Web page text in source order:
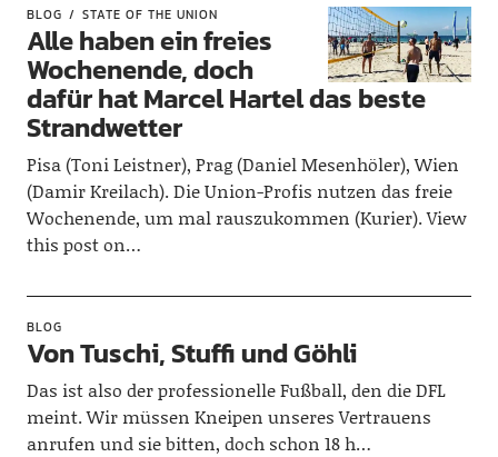
BLOG STATE OF THE UNION
Alle haben ein freies
Wochenende, doch
dafür hat Marcel Hartel das beste
Strandwetter
Pisa (Toni Leistner), Prag (Daniel Mesenhöler), Wien
(Damir Kreilach). Die Union-Profis nutzen das freie
Wochenende, um mal rauszukommen (Kurier). View
this post on…
BLOG
Von Tuschi, Stuffi und Göhli
Das ist also der professionelle Fußball, den die DFL
meint. Wir müssen Kneipen unseres Vertrauens
anrufen und sie bitten, doch schon 18 h…